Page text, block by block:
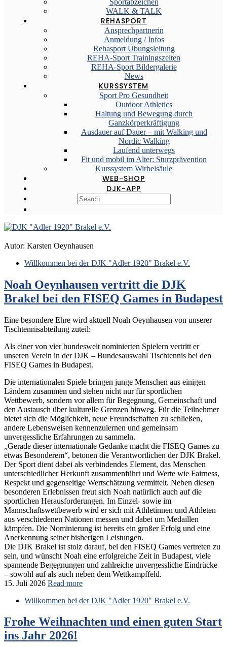
Sportabzeichen
WALK & TALK
REHASPORT
Ansprechpartnerin
Anmeldung / Infos
Rehasport Übungsleitung
REHA-Sport Trainingszeiten
REHA-Sport Bildergalerie
News
KURSSYSTEM
Sport Pro Gesundheit
Outdoor Athletics
Haltung und Bewegung durch
Ganzkörperkräftigung
Ausdauer auf Dauer – mit Walking und
Nordic Walking
Laufend unterwegs
Fit und mobil im Alter: Sturzprävention
Kurssystem Wirbelsäule
WEB-SHOP
DJK-APP
Autor: Karsten Oeynhausen
Willkommen bei der DJK "Adler 1920" Brakel e.V.
Noah Oeynhausen vertritt die DJK
Brakel bei den FISEQ Games in Budapest
Eine besondere Ehre wird aktuell Noah Oeynhausen von unserer
Tischtennisabteilung zuteil:
Als einer von vier bundesweit nominierten Spielern vertritt er
unseren Verein in der DJK – Bundesauswahl Tischtennis bei den
FISEQ Games in Budapest.
Die internationalen Spiele bringen junge Menschen aus einigen
Ländern zusammen und stehen nicht nur für sportlichen
Wettbewerb, sondern vor allem für Begegnung, Gemeinschaft und
den Austausch über kulturelle Grenzen hinweg. Für die Teilnehmer
bietet sich die Möglichkeit, neue Freundschaften zu schließen,
andere Lebensweisen kennenzulernen und gemeinsam
unvergessliche Erfahrungen zu sammeln.
„Gerade dieser internationale Gedanke macht die FISEQ Games zu
etwas Besonderem“, betonen die Verantwortlichen der DJK Brakel.
Der Sport dient dabei als verbindendes Element, das Menschen
unterschiedlicher Herkunft zusammenführt und Werte wie Fairness,
Respekt und gegenseitige Wertschätzung vermittelt. Neben diesen
besonderen Erlebnissen freut sich Noah natürlich auch auf die
sportlichen Herausforderungen. Im Einzel- sowie im
Mannschaftswettbewerb wird er sich mit Athletinnen und Athleten
aus verschiedenen Nationen messen und dabei um Medaillen
kämpfen. Die Nominierung ist bereits ein großer Erfolg und eine
Anerkennung seiner bisherigen Leistungen.
Die DJK Brakel ist stolz darauf, bei den FISEQ Games vertreten zu
sein, und wünscht Noah eine erfolgreiche Zeit in Budapest, viele
spannende Begegnungen und zahlreiche unvergessliche Eindrücke
– sowohl auf als auch neben dem Wettkampffeld.
15. Juli 2026 Read more
Willkommen bei der DJK "Adler 1920" Brakel e.V.
Frohe Weihnachten und einen guten Start
ins Jahr 2026!